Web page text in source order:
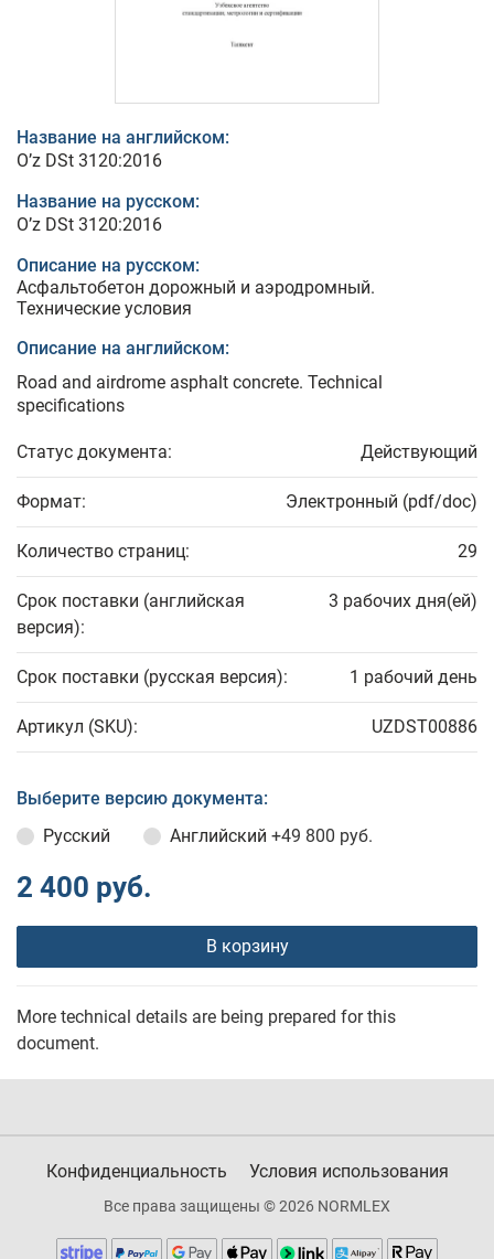
Название на английском:
O’z DSt 3120:2016
Название на русском:
O’z DSt 3120:2016
Описание на русском:
Асфальтобетон дорожный и аэродромный.
Технические условия
Описание на английском:
Road and airdrome asphalt concrete. Technical
specifications
Статус документа: Действующий
Формат: Электронный (pdf/doc)
Количество страниц: 29
Срок поставки (английская
версия):
3 рабочих дня(ей)
Срок поставки (русская версия): 1 рабочий день
Артикул (SKU): UZDST00886
Выберите версию документа:
Русский
Английский +49 800 руб.
2 400 руб.
В корзину
More technical details are being prepared for this
document.
Конфиденциальность Условия использования
Все права защищены © 2026 NORMLEX